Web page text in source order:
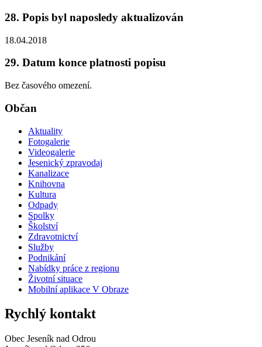
28. Popis byl naposledy aktualizován
18.04.2018
29. Datum konce platnosti popisu
Bez časového omezení.
Občan
Aktuality
Fotogalerie
Videogalerie
Jesenický zpravodaj
Kanalizace
Knihovna
Kultura
Odpady
Spolky
Školství
Zdravotnictví
Služby
Podnikání
Nabídky práce z regionu
Životní situace
Mobilní aplikace V Obraze
Rychlý kontakt
Obec Jeseník nad Odrou